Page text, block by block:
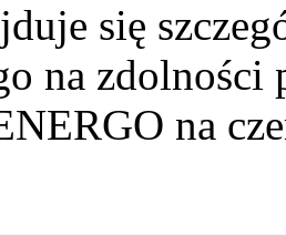
się
na zdolności
na